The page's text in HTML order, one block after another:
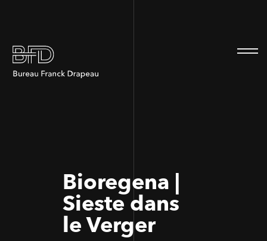
Bioregena |
Sieste dans
le Verger